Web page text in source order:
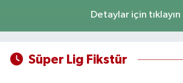
Detaylar için tıklayın
Süper Lig Fikstür